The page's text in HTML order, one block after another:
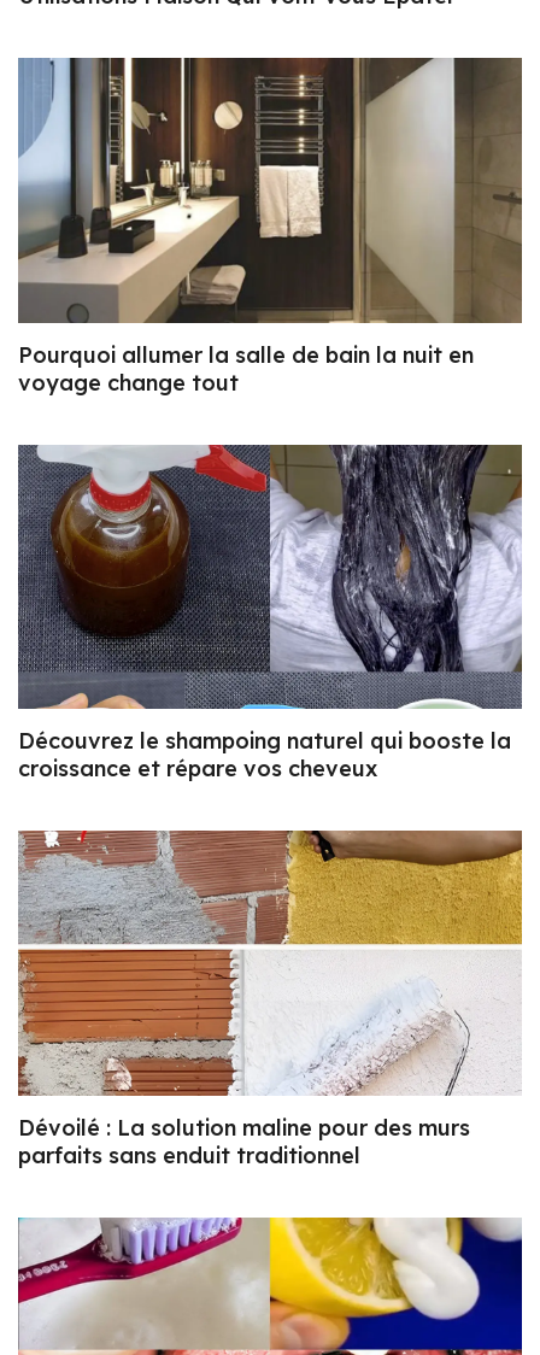
Pourquoi allumer la salle de bain la nuit en
voyage change tout
Découvrez le shampoing naturel qui booste la
croissance et répare vos cheveux
Dévoilé : La solution maline pour des murs
parfaits sans enduit traditionnel